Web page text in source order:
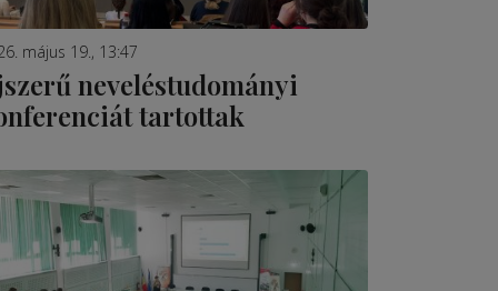
május 19., 13:47
neveléstudományi
tartottak